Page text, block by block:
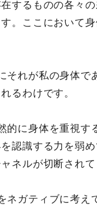
するものの各々
。ここにおいて
それが私の身体
るわけです。
的に身体を重視
認識する力を弱
ネルが切断されて
ネガティブに考え